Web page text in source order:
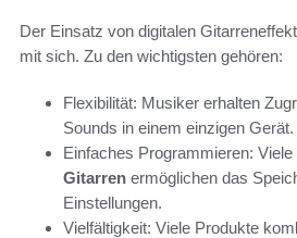
Der Einsatz von digitalen
mit sich. Zu den wichtigsten gehören:
Flexibilität: Musiker erhalten
Sounds in einem einzigen Gerät.
Einfaches Programmieren: Viele
Gitarren ermöglichen das
Einstellungen.
Vielfältigkeit: Viele Produkte